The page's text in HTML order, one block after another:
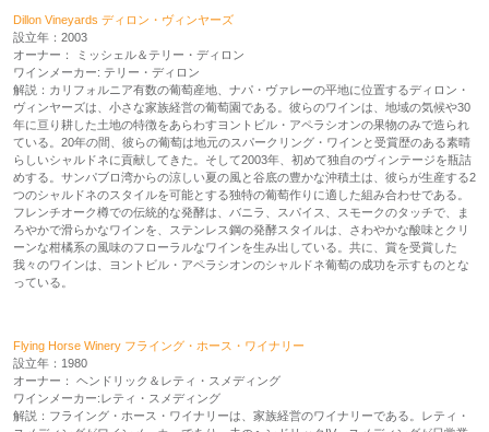
Dillon Vineyards ディロン・ヴィンヤーズ
設立年：2003
オーナー： ミッシェル＆テリー・ディロン
ワインメーカー: テリー・ディロン
解説：カリフォルニア有数の葡萄産地、ナパ・ヴァレーの平地に位置するディロン・
ヴィンヤーズは、小さな家族経営の葡萄園である。彼らのワインは、地域の気候や30
年に亘り耕した土地の特徴をあらわすヨントビル・アペラシオンの果物のみで造られ
ている。20年の間、彼らの葡萄は地元のスパークリング・ワインと受賞歴のある素晴
らしいシャルドネに貢献してきた。そして2003年、初めて独自のヴィンテージを瓶詰
めする。サンパブロ湾からの涼しい夏の風と谷底の豊かな沖積土は、彼らが生産する2
つのシャルドネのスタイルを可能とする独特の葡萄作りに適した組み合わせである。
フレンチオーク樽での伝統的な発酵は、バニラ、スパイス、スモークのタッチで、ま
ろやかで滑らかなワインを、ステンレス鋼の発酵スタイルは、さわやかな酸味とクリ
ーンな柑橘系の風味のフローラルなワインを生み出している。共に、賞を受賞した
我々のワインは、ヨントビル・アペラシオンのシャルドネ葡萄の成功を示すものとな
っている。
Flying Horse Winery フライング・ホース・ワイナリー
設立年：1980
オーナー： ヘンドリック＆レティ・スメディング
ワインメーカー:レティ・スメディング
解説：フライング・ホース・ワイナリーは、家族経営のワイナリーである。レティ・